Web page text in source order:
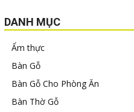
DANH MỤC
Ẩm thực
Bàn Gỗ
Bàn Gỗ Cho Phòng Ăn
Bàn Thờ Gỗ